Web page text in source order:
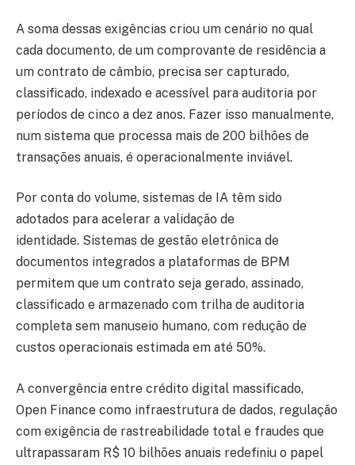
A soma dessas exigências criou um cenário no qual
cada documento, de um comprovante de residência a
um contrato de câmbio, precisa ser capturado,
classificado, indexado e acessível para auditoria por
períodos de cinco a dez anos. Fazer isso manualmente,
num sistema que processa mais de 200 bilhões de
transações anuais, é operacionalmente inviável.
Por conta do volume, sistemas de IA têm sido
adotados para acelerar a validação de
identidade. Sistemas de gestão eletrônica de
documentos integrados a plataformas de BPM
permitem que um contrato seja gerado, assinado,
classificado e armazenado com trilha de auditoria
completa sem manuseio humano, com redução de
custos operacionais estimada em até 50%.
A convergência entre crédito digital massificado,
Open Finance como infraestrutura de dados, regulação
com exigência de rastreabilidade total e fraudes que
ultrapassaram R$ 10 bilhões anuais redefiniu o papel